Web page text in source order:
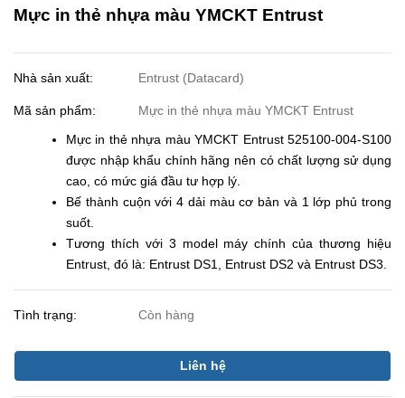
Mực in thẻ nhựa màu YMCKT Entrust
Nhà sản xuất: Entrust (Datacard)
Mã sản phẩm:
Mực in thẻ nhựa màu YMCKT Entrust
Mực in thẻ nhựa màu YMCKT Entrust 525100-004-S100
được nhập khẩu chính hãng nên có chất lượng sử dụng
cao, có mức giá đầu tư hợp lý.
Bế thành cuộn với 4 dải màu cơ bản và 1 lớp phủ trong
suốt.
Tương thích với 3 model máy chính của thương hiệu
Entrust, đó là: Entrust DS1, Entrust DS2 và Entrust DS3.
Tình trạng: Còn hàng
Liên hệ